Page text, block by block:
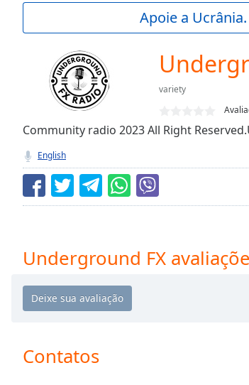
Current
TypeLIVE
live,
currently
behind
LIVE
Remaining
Playback
Rate
Chapters
Apoie a
variety
Community radio 2023 All Right
English
Underground FX
Contatos